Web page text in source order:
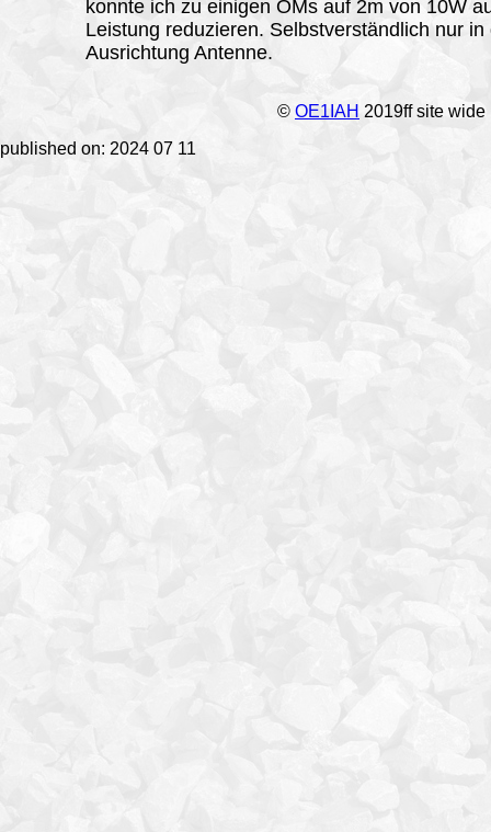
konnte ich zu einigen OMs auf 2m von 10W
Leistung reduzieren. Selbstverständlich nur in
Ausrichtung Antenne.
© OE1IAH 2019ff site
published on: 2024 07 11